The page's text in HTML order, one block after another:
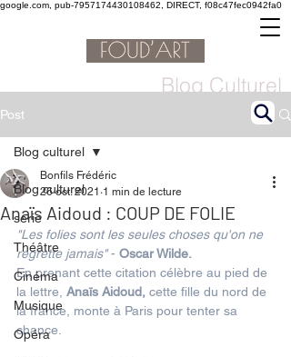
google.com, pub-7957174430108462, DIRECT, f08c47fec0942fa0
Blog Culturel
Post
Blog culturel
serie
Théâtre
Cinéma
Musique
Opéra
Blog culturel
Anaïs Aidoud : COUP DE FOLIE
Bonfils Frédéric
26 oct. 2021 1 min de lecture
"Les folies sont les seules choses qu'on ne
regrette jamais" - Oscar Wilde.
En prenant cette citation célèbre au pied de
la lettre, Anaïs Aidoud, cette fille du nord de
la france, monte à Paris pour tenter sa
chance.